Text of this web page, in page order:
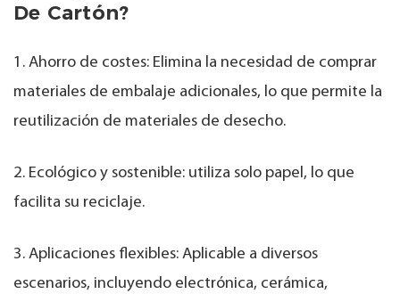
De Cartón?
1. Ahorro de costes: Elimina la necesidad de comprar
materiales de embalaje adicionales, lo que permite la
reutilización de materiales de desecho.
2. Ecológico y sostenible: utiliza solo papel, lo que
facilita su reciclaje.
3. Aplicaciones flexibles: Aplicable a diversos
escenarios, incluyendo electrónica, cerámica,